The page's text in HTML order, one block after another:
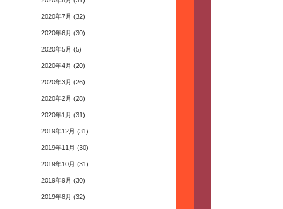
2020年7月 (32)
2020年6月 (30)
2020年5月 (5)
2020年4月 (20)
2020年3月 (26)
2020年2月 (28)
2020年1月 (31)
2019年12月 (31)
2019年11月 (30)
2019年10月 (31)
2019年9月 (30)
2019年8月 (32)